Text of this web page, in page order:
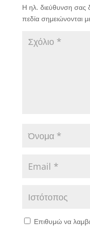
Η ηλ. διεύθυνση σας
πεδία σημειώνονται
Επιθυμώ να